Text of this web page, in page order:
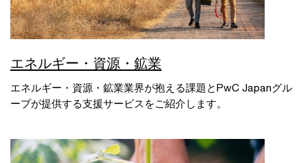
エネルギー・資源・鉱業
エネルギー・資源・鉱業業界が抱える課題とPwC Japanグル
ープが提供する支援サービスをご紹介します。